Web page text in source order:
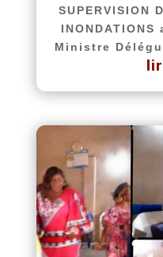
SUPERVISION
Ministre